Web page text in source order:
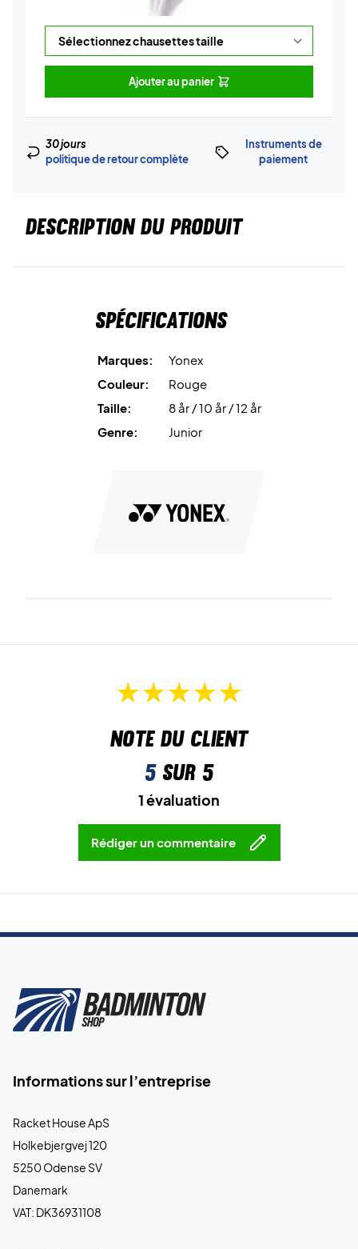
Ajouter au panier
30 jours
politique de retour complète
Instruments de
paiement
DESCRIPTION DU PRODUIT
Spécifications
Marques:
Yonex
Couleur:
Rouge
Taille:
8 år / 10 år / 12 år
Genre:
Junior
Note du client
5sur 5
1 évaluation
Rédiger un commentaire
Informations sur l’entreprise
Racket House ApS
Holkebjergvej 120
5250 Odense SV
Danemark
VAT: DK36931108